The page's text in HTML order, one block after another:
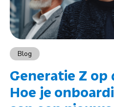
Blog
Generatie Z
Hoe je